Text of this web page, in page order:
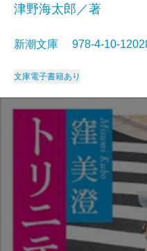
津野海太郎／著
新潮文庫 978-4-10-
文庫電子書籍あり